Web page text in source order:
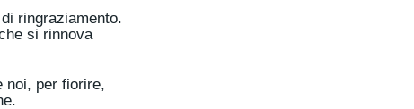
ringraziamento.
si rinnova
noi, per fiorire,